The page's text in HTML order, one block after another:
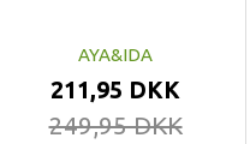
AYA&IDA
211,95 DKK
249,95 DKK